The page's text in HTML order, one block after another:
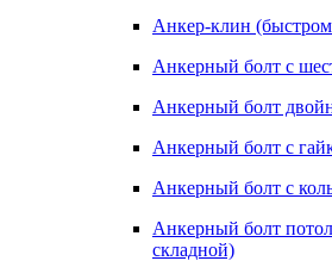
Анкер-клин
Анкерный болт с
Анкерный болт
Анкерный болт с
Анкерный болт с
Анкерный болт
складной)